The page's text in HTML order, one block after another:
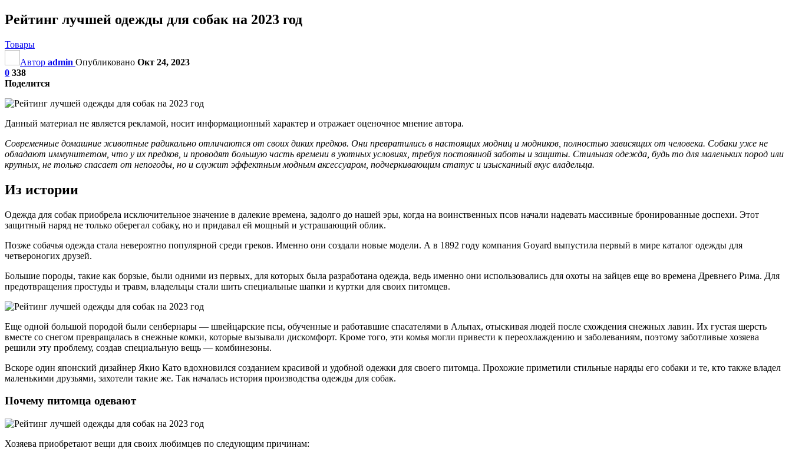
Рейтинг лучшей одежды для собак на 2023 год
Товары
Автор admin Опубликовано Окт 24, 2023
0 338
Поделится
Данный материал не является рекламой, носит информационный характер и отражает оценочное мнение автора.
Современные домашние животные радикально отличаются от своих диких предков. Они превратились в настоящих модниц и модников, полностью зависящих от человека. Собаки уже не
обладают иммунитетом, что у их предков, и проводят большую часть времени в уютных условиях, требуя постоянной заботы и защиты. Стильная одежда, будь то для маленьких пород или
крупных, не только спасает от непогоды, но и служит эффектным модным аксессуаром, подчеркивающим статус и изысканный вкус владельца.
Из истории
Одежда для собак приобрела исключительное значение в далекие времена, задолго до нашей эры, когда на воинственных псов начали надевать массивные бронированные доспехи. Этот
защитный наряд не только оберегал собаку, но и придавал ей мощный и устрашающий облик.
Позже собачья одежда стала невероятно популярной среди греков. Именно они создали новые модели. А в 1892 году компания Goyard выпустила первый в мире каталог одежды для
четвероногих друзей.
Большие породы, такие как борзые, были одними из первых, для которых была разработана одежда, ведь именно они использовались для охоты на зайцев еще во времена Древнего Рима. Для
предотвращения простуды и травм, владельцы стали шить специальные шапки и куртки для своих питомцев.
Еще одной большой породой были сенбернары — швейцарские псы, обученные и работавшие спасателями в Альпах, отыскивая людей после схождения снежных лавин. Их густая шерсть
вместе со снегом превращалась в снежные комки, которые вызывали дискомфорт. Кроме того, эти комья могли привести к переохлаждению и заболеваниям, поэтому заботливые хозяева
решили эту проблему, создав специальную вещь — комбинезоны.
Вскоре один японский дизайнер Якио Като вдохновился созданием красивой и удобной одежки для своего питомца. Прохожие приметили стильные наряды его собаки и те, кто также владел
маленькими друзьями, захотели такие же. Так началась история производства одежды для собак.
Почему питомца одевают
Хозяева приобретают вещи для своих любимцев по следующим причинам: